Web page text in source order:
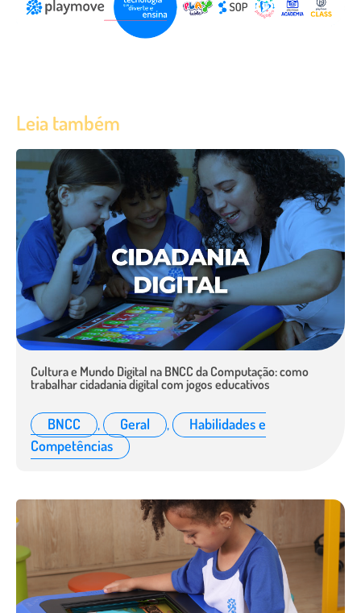
Leia também
Cultura e Mundo Digital na BNCC da Computação: como
trabalhar cidadania digital com jogos educativos
BNCC , Geral ,
Habilidades e
Competências